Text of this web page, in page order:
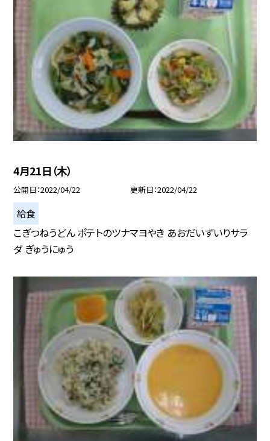
4月21日（木）
公開日 2022/04/22 更新日 2022/04/22
給食
こぎつねうどん ポテトのツナマヨやき あおだいずいりサラ
ダ ぎゅうにゅう